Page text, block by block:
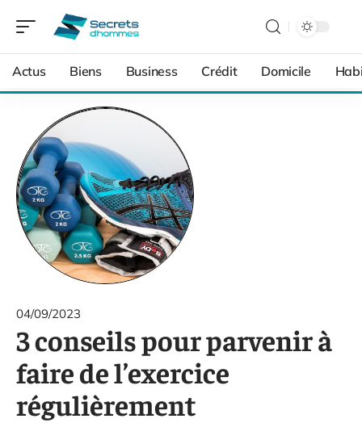
Actus Biens Business Crédit Domicile
04/09/2023
3 conseils pour parvenir à
faire de l’exercice
régulièrement